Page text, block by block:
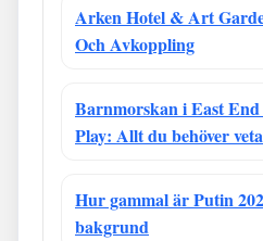
Arken Hotel & Art
Och Avkoppling
Barnmorskan i East End
Play: Allt du behöver veta
Hur gammal är Putin
bakgrund